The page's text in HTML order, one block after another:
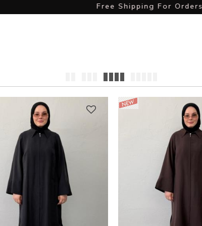
Free Shipping For Orders Over $ 60